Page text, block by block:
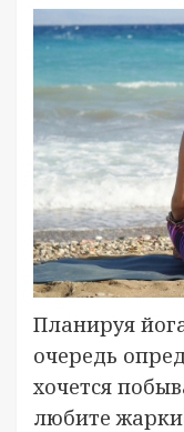
Планируя
очередь
хочется
любите